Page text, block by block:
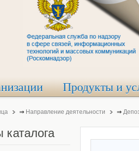
Продукты и
⇒ Направление деятельности ⇒
каталога